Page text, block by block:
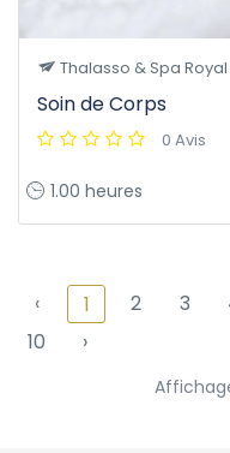
Thalasso & Spa
Soin de Corps
0 Avis
1.00 heures
‹ 1 2 3
10
›